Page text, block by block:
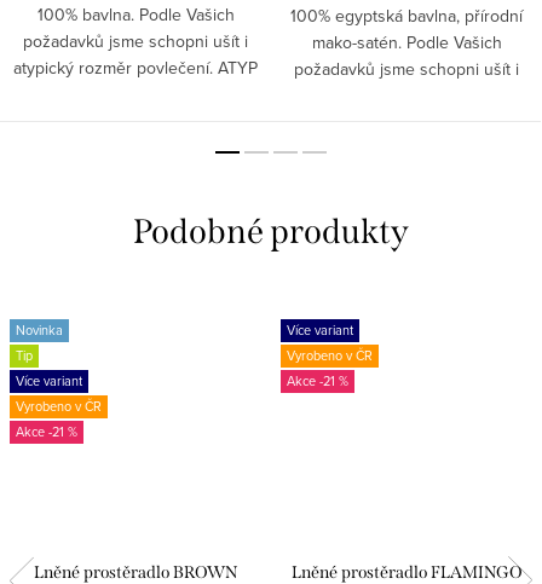
100% bavlna. Podle Vašich
požadavků jsme schopni ušít i
atypický rozměr povlečení. ATYP
100% egyptská bavlna, přírodní
mako-satén. Podle Vašich
požadavků jsme schopni ušít i
Novinka
Tip
Více variant
Vyrobeno v ČR
-21 %
Lněné prostěradlo BROWN
Více variant
Vyrobeno v ČR
-21 %
Lněné prostěradlo FLAMINGO